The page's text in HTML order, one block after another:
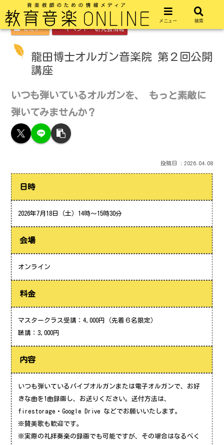
セミナー イベント・研究会情報
龍田博士オルガン音楽院 第２回公開
講座
いつも弾いているオルガンを、 もっと素敵に
弾いてみませんか？
2026.04.08
日時
2026年7月18日（土）14時～15時30分
会場
オンライン
料金
マスタークラス受講：4,000円（先着６名限定）
聴講：3,000円
内容
いつも弾いているパイプオルガンまたは電子オルガンで、お好
きな曲を1曲録画し、お送りください。送付方法は、
firestorage・Google Drive などでお願いいたします。
※賛美歌も歓迎です。
※実際の礼拝奏楽の録画でも可能ですが、その場合はなるべく
メニュー 検索